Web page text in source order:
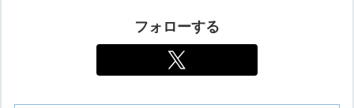
フォローする